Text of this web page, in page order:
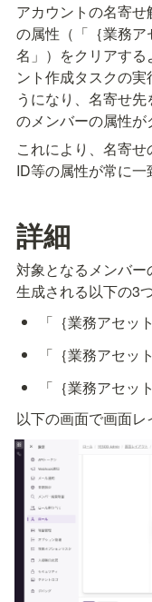
アカウントの名寄
の属性（「｛業務ア
名」）をクリアす
ント作成タスクの
うになり、名寄せ
のメンバーの属性が
これにより、名寄
ID等の属性が常に一
詳細
対象となるメンバ
生成される以下の3つ
「｛業務アセッ
「｛業務アセッ
「｛業務アセッ
以下の画面で画面レ